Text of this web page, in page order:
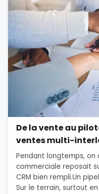
De la vente au
ventes multi-
Pendant longtemps,
commerciale reposait
CRM bien rempli.Un
Sur le terrain, surtout en